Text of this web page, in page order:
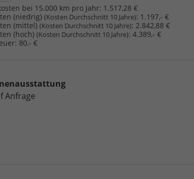
bei 15.000 km pro Jahr: 1.517,28 €
(niedrig) (Kosten Durchschnitt 10 Jahre): 1.197,- €
(mittel) (Kosten Durchschnitt 10 Jahre): 2.842,88 €
(hoch) (Kosten Durchschnitt 10 Jahre): 4.389,- €
80,- €
Anfrage